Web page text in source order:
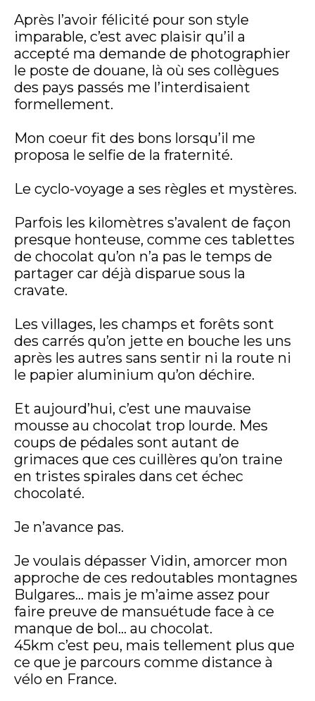
Après l’avoir félicité pour son style
imparable, c’est avec plaisir qu’il a
accepté ma demande de photographier
le poste de douane, là où ses collègues
des pays passés me l’interdisaient
formellement.
Mon coeur fit des bons lorsqu’il me
proposa le selfie de la fraternité.
Le cyclo-voyage a ses règles et mystères.
Parfois les kilomètres s’avalent de façon
presque honteuse, comme ces tablettes
de chocolat qu’on n’a pas le temps de
partager car déjà disparue sous la
cravate.
Les villages, les champs et forêts sont
des carrés qu’on jette en bouche les uns
après les autres sans sentir ni la route ni
le papier aluminium qu’on déchire.
Et aujourd’hui, c’est une mauvaise
mousse au chocolat trop lourde. Mes
coups de pédales sont autant de
grimaces que ces cuillères qu’on traine
en tristes spirales dans cet échec
chocolaté.
Je n’avance pas.
Je voulais dépasser Vidin, amorcer mon
approche de ces redoutables montagnes
Bulgares… mais je m’aime assez pour
faire preuve de mansuétude face à ce
manque de bol… au chocolat.
45km c’est peu, mais tellement plus que
ce que je parcours comme distance à
vélo en France.